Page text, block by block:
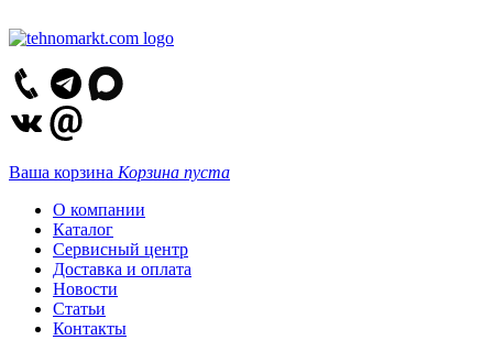
Ваша корзина Корзина пуста
О компании
Каталог
Сервисный центр
Доставка и оплата
Новости
Статьи
Контакты